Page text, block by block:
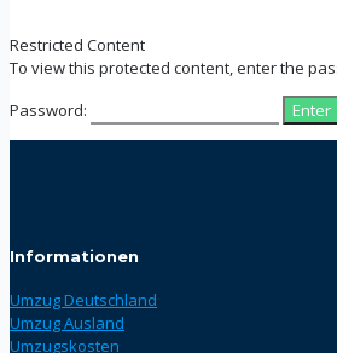
Restricted Content
To view this protected content, enter the
Password:
Informationen
Umzug Deutschland
Umzug Ausland
Umzugskosten